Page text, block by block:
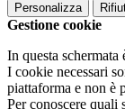
Personalizza
Gestione cookie
In questa
I cookie necessari
piattaforma e non è
Per conoscere quali